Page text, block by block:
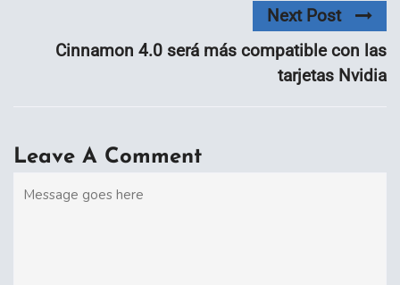
Next Post
Cinnamon 4.0 será más compatible con las
tarjetas Nvidia
Leave A Comment